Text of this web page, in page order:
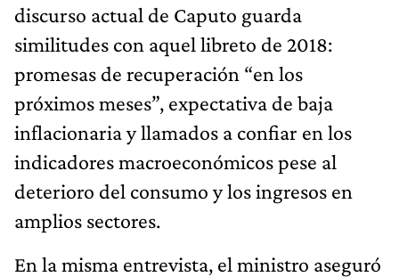
discurso actual de Caputo guarda
similitudes con aquel libreto de 2018:
promesas de recuperación “en los
próximos meses”, expectativa de baja
inflacionaria y llamados a confiar en los
indicadores macroeconómicos pese al
deterioro del consumo y los ingresos en
amplios sectores.
En la misma entrevista, el ministro aseguró